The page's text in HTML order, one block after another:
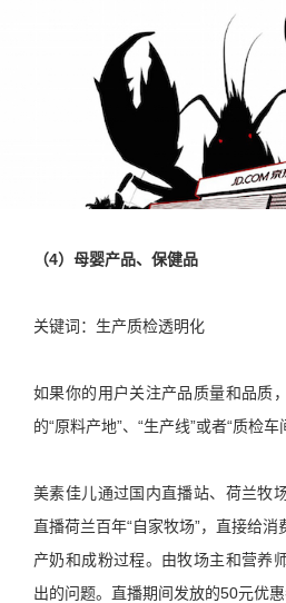
（4）母婴产品、保健品
关键词：生产质检透明化
如果你的用户关注产品质量和品质
的“原料产地”、“生产线”或者“质检车
美素佳儿通过国内直播站、荷兰牧
直播荷兰百年“自家牧场”，直接给
产奶和成粉过程。由牧场主和营养
出的问题。直播期间发放的50元优